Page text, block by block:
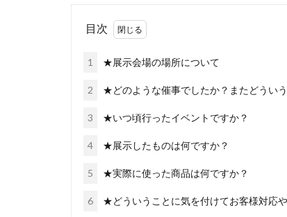
目次
1 ★展示会場の場所について
2 ★どのような催事でしたか？またどうい
3 ★いつ頃行ったイベントですか？
4 ★展示したものは何ですか？
5 ★実際に使った商品は何ですか？
6 ★どういうことに気を付けてお客様対応